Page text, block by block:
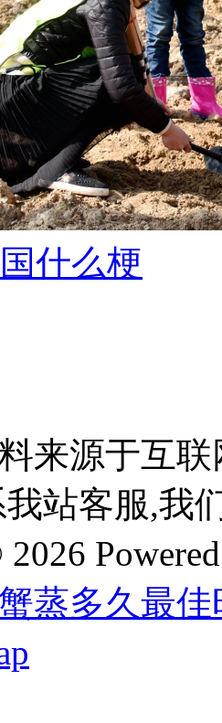
什么梗
来源于互
站客服,我
蒸多久最佳